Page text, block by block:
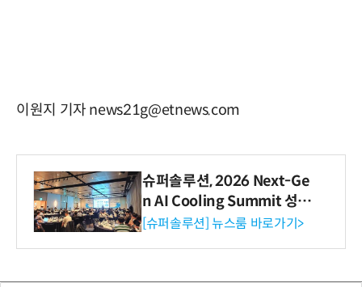
이원지 기자 news21g@etnews.com
슈퍼솔루션, 2026 Next-Ge
n AI Cooling Summit 성황
리 성료
[슈퍼솔루션] 뉴스룸 바로가기>